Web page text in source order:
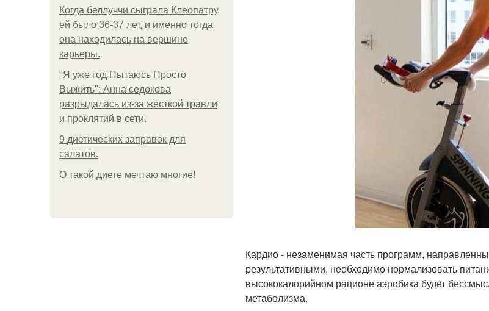
Когда беллуччи сыграла Клеопатру,
ей было 36-37 лет, и именно тогда
она находилась на вершине
карьеры.
"Я уже год Пытаюсь Просто
Выжить": Анна седокова
разрыдалась из-за жесткой травли
и проклятий в сети.
9 диетических заправок для
салатов.
О такой диете мечтаю многие!
Кардио - незаменимая часть программ,
результативными, необходимо нормализовать
высококалорийном рационе аэробика будет
метаболизма.